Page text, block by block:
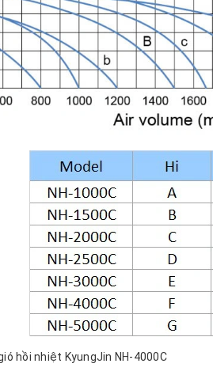
hồi nhiệt KyungJin NH-4000C